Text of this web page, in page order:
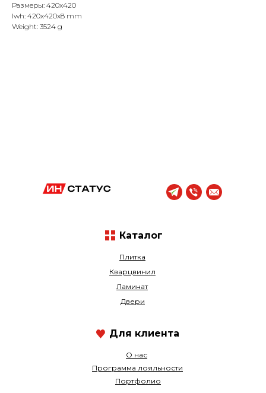
Размеры: 420x420
lwh: 420x420x8 mm
Weight: 3524 g
Плитка
Кварцвинил
О нас
Ламинат
Программа лояльности
Двери
Портфолио
Каталог
Для клиента